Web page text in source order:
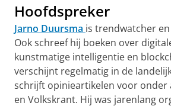
Hoofdspreker
Jarno Duursma is trendwatcher en
Ook schreef hij boeken over
kunstmatige intelligentie en
verschijnt regelmatig in de
schrijft opinieartikelen voor onder
en Volkskrant. Hij was jarenlang